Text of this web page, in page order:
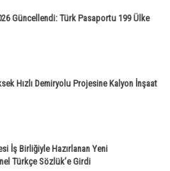
Güncellendi: Türk Pasaportu 199 Ülke
Hızlı Demiryolu Projesine Kalyon İnşaat
İş Birliğiyle Hazırlanan Yeni
Türkçe Sözlük’e Girdi